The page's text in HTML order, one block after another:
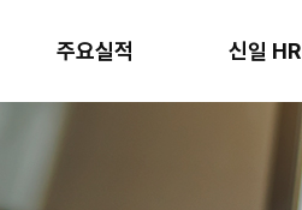
주요실적 신일 HR